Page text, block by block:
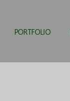
PORTFOLIO